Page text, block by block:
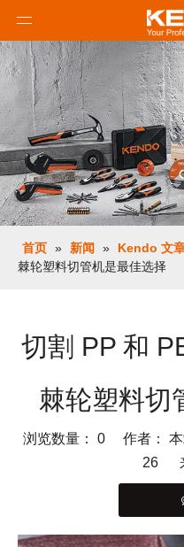
首页 » 新闻 » Kendo 文
棘轮塑料切管机是最佳选择
切割 PP 和
棘轮塑料切
浏览数量： 0作者： 本
26